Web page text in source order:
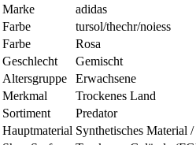
Marke
adidas
Farbe
tursol/thechr/noiess
Farbe
Rosa
Geschlecht
Gemischt
Altersgruppe
Erwachsene
Merkmal
Trockenes Land
Sortiment
Predator
Hauptmaterial Synthetisches Material